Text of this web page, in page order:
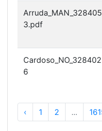
Arruda_MAN_328405
3.pdf
Cardoso_NO_328402
6
‹ 1 2 ...